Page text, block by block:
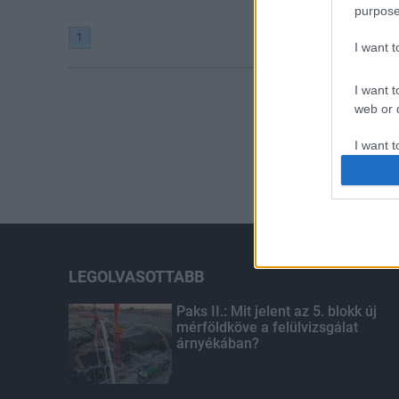
I want
I want
web or
I want
I want
I want
1
LEGOLVASOTTABB
Paks II.: Mit jelent az 5. blokk új
mérföldköve a felülvizsgálat
árnyékában?